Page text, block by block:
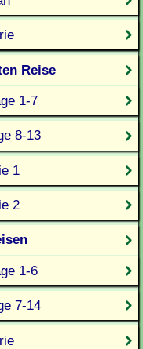
Reise
1-7
8-13
1
2
1-6
7-14